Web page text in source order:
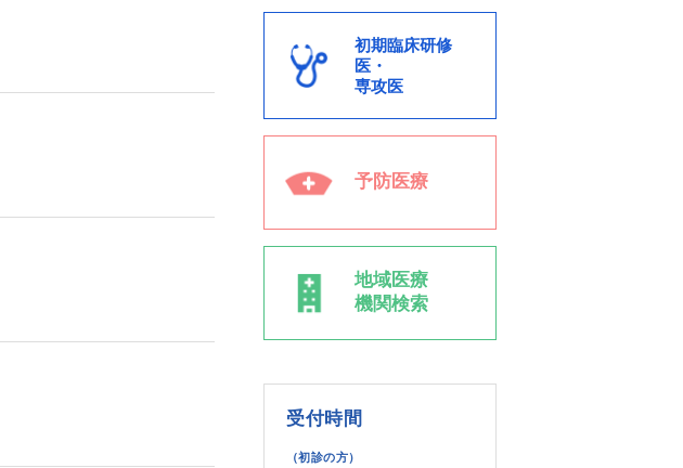
初期臨床研修
医・
専攻医
予防医療
地域医療
機関検索
受付時間
（初診の方）